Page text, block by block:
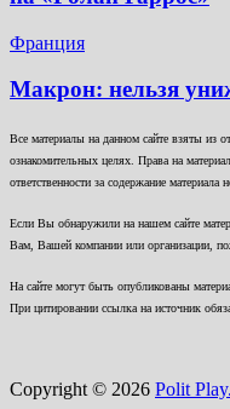
Франция
Макрон: нельзя
Все материалы на данном сайте взяты из
ознакомительных целях. Права на
ответственности за содержание материала
Если Вы обнаружили на нашем сайте
Вам, Вашей компании или организации,
На сайте могут быть опубликованы
При цитировании ссылка на источник
Copyright © 2026 Polit Play.